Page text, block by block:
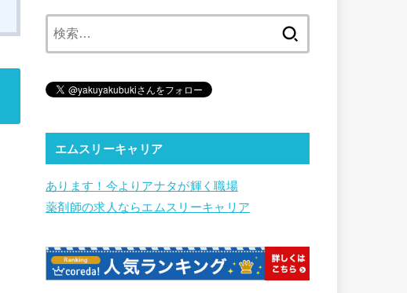
エムスリーキャリア
あります！今よりアナタが輝く職場
薬剤師の求人ならエムスリーキャリア